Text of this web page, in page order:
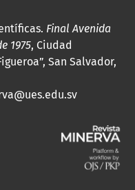
Final Avenida
1975, Ciudad
San Salvador,